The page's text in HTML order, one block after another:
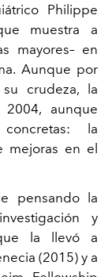
Philippe
muestra a
mayores– en
Aunque por
crudeza, la
aunque
la
mejoras en el
pensando la
y
la llevó a
(2015) y a